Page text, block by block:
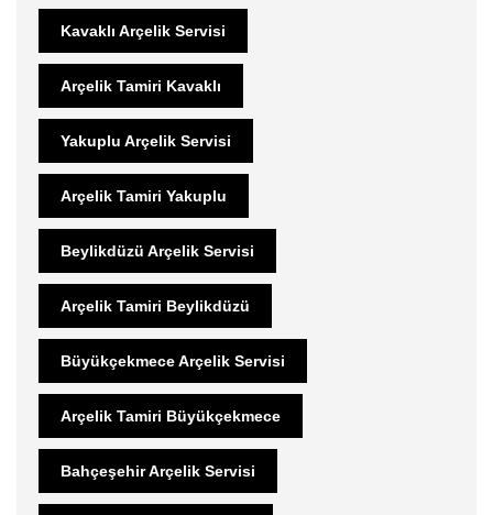
Kavaklı Arçelik Servisi
Arçelik Tamiri Kavaklı
Yakuplu Arçelik Servisi
Arçelik Tamiri Yakuplu
Beylikdüzü Arçelik Servisi
Arçelik Tamiri Beylikdüzü
Büyükçekmece Arçelik Servisi
Arçelik Tamiri Büyükçekmece
Bahçeşehir Arçelik Servisi